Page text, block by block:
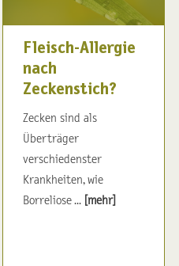
Fleisch-Allergie
nach
Zeckenstich?
Zecken sind als
Überträger
verschiedenster
Krankheiten, wie
Borreliose ... [mehr]